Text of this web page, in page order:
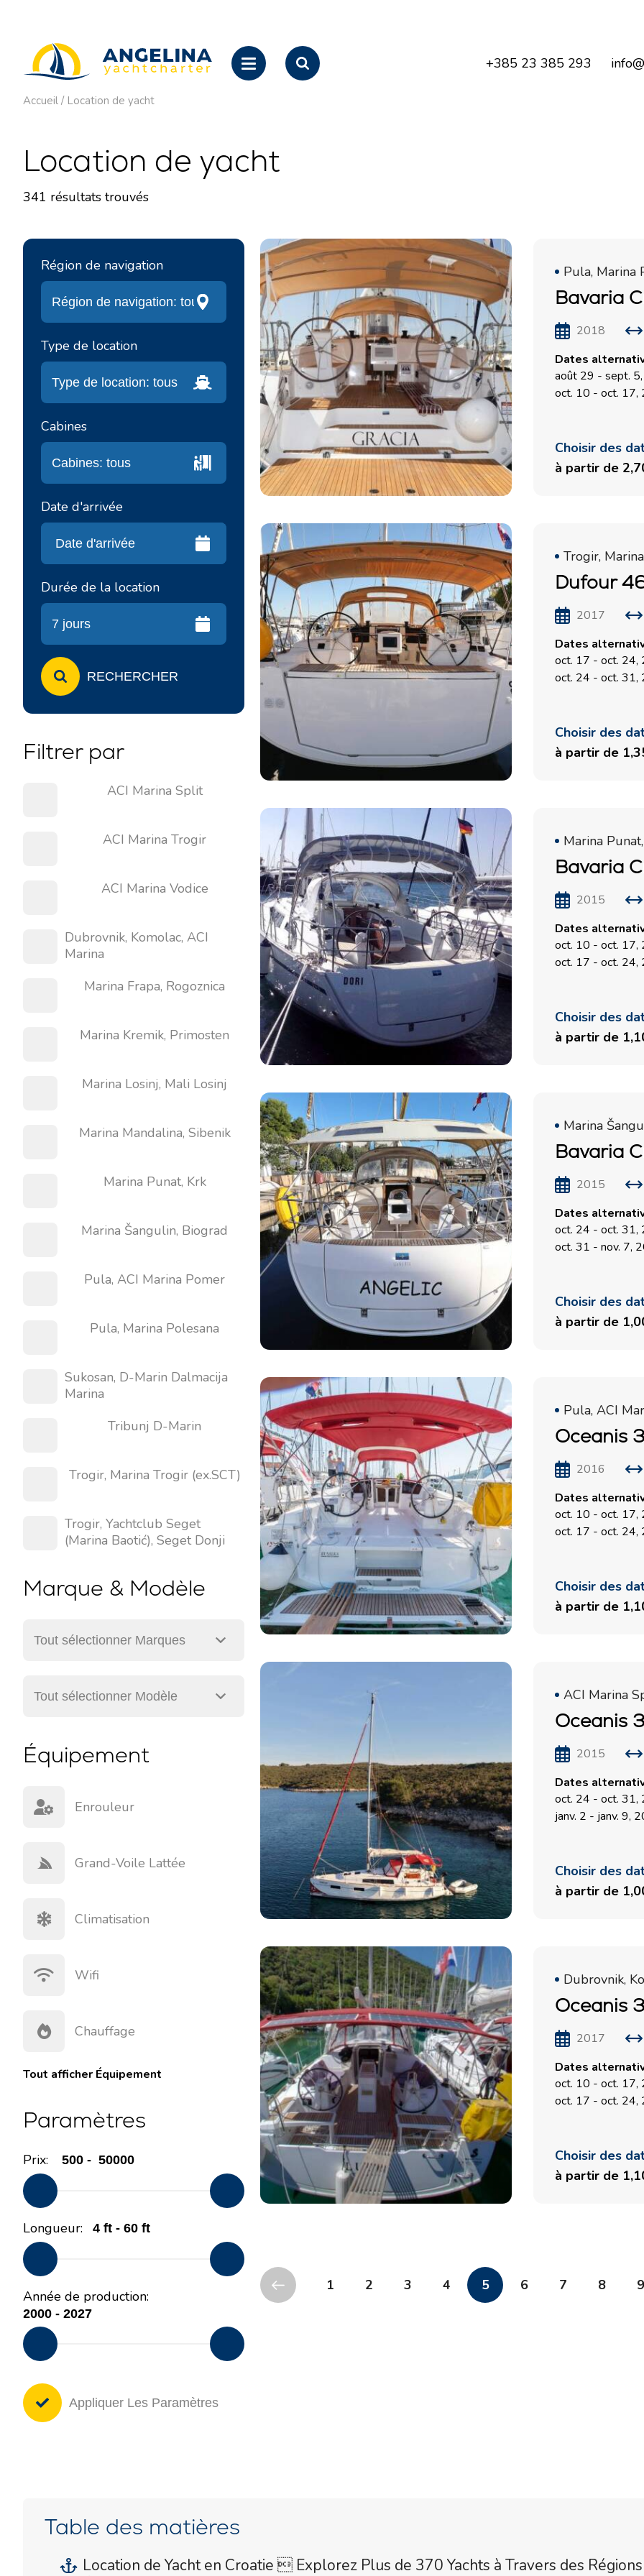
+385 23 385 293
Accueil / Location de yacht
Location de yacht
341 résultats trouvés
Pula, Marina
Bavaria
2018
Dates
août 29 - sept.
oct. 10 - oct. 17,
Choisir des
à partir de
Trogir,
Dufour
2017
Dates
oct. 17 - oct. 24,
oct. 24 - oct. 31,
Choisir des
à partir de
Marina
Bavaria
2015
Dates
oct. 10 - oct. 17,
oct. 17 - oct. 24,
Choisir des
à partir de
Marina
Bavaria
2015
Dates
oct. 24 - oct. 31,
oct. 31 - nov. 7,
Choisir des
à partir de
Pula, ACI
Oceanis
2016
Dates
oct. 10 - oct. 17,
oct. 17 - oct. 24,
Choisir des
à partir de
ACI Marina
Oceanis
2015
Dates
oct. 24 - oct. 31,
janv. 2 - janv. 9,
Choisir des
à partir de
Dubrovnik,
Oceanis
2017
Dates
oct. 10 - oct. 17,
oct. 17 - oct. 24,
Choisir des
à partir de
1 2 3 4 5 6 7 8 9
Région de navigation
Type de location
Cabines
Date d'arrivée
Durée de la location
RECHERCHER
Filtrer par
ACI Marina Split
ACI Marina Trogir
ACI Marina Vodice
Dubrovnik, Komolac, ACI
Marina
Marina Frapa, Rogoznica
Marina Kremik, Primosten
Marina Losinj, Mali Losinj
Marina Mandalina, Sibenik
Marina Punat, Krk
Marina Šangulin, Biograd
Pula, ACI Marina Pomer
Pula, Marina Polesana
Sukosan, D-Marin Dalmacija
Marina
Tribunj D-Marin
Trogir, Marina Trogir (ex.SCT)
Trogir, Yachtclub Seget
(Marina Baotić), Seget Donji
Marque & Modèle
Équipement
Enrouleur
Grand-Voile Lattée
Climatisation
Wifi
Chauffage
Tout afficher Équipement
Paramètres
Prix:
Longueur:
Année de production:
Appliquer Les Paramètres
Table des matières
Location de Yacht en Croatie  Explorez Plus de 370 Yachts à Travers des Régions
Actualités / Blog
Partenaires
Notre flotte
Voiliers
Bateaux à moteur
Catamarans
Catamarans à moteur
Yacht à moteur
Services
Locations sans Equipage
Locations avec Skipper
Locations avec Equipage
Flottille
Investissement de yacht
Valovie - Assistant de
Navigation à Distance
Location de catamarans
Destinations
Région de navigation de
Zadar
Biograd na Moru
Région de voile de Šibenik
Vodice
Rogoznica
Région de navigation de
Split
Région de navigation de
Région de navigation
Région de navigation de
Kvarner